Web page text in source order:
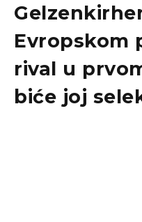
Evropskom
rival u
biće joj